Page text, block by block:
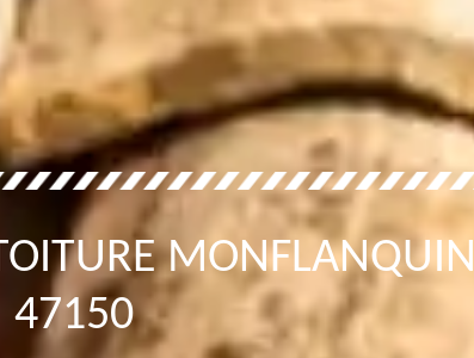
MONFLANQUIN
47150